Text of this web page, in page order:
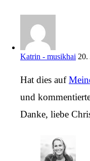
Katrin - musikhai 20.
Hat dies auf
und
Danke, liebe